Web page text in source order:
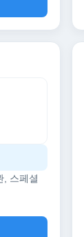
, 스페셜